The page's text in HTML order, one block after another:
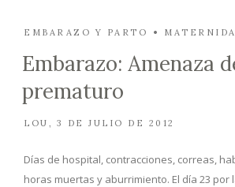
EMBARAZO Y PARTO
Embarazo: Amenaza
prematuro
LOU 3 DE JULIO DE 2012
Días de hospital, contracciones, correas,
horas muertas y aburrimiento. El día 23 por